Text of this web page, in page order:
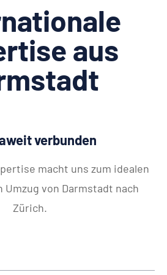
aus
verbunden
macht uns zum idealen
von Darmstadt nach
Zürich.